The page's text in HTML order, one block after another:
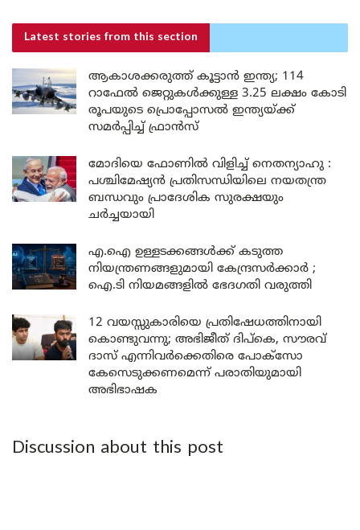
Latest stories from this section
ആകാശക്കരുത്ത് കൂട്ടാൻ ഇന്ത്യ; 114
റാഫേൽ ജെറ്റുകൾക്കുള്ള 3.25 ലക്ഷം കോടി
രൂപയുടെ പ്രൊപ്പോസൽ ഇന്ത്യയ്ക്ക്
സമർപ്പിച്ച് ഫ്രാൻസ്
മോദിയെ ഫോണിൽ വിളിച്ച് നെതന്യാഹു :
പശ്ചിമേഷ്യൻ പ്രതിസന്ധിയിലെ നയതന്ത്ര
ബന്ധവും പ്രാദേശിക സുരക്ഷയും
ചർച്ചയായി
എ.ഐ ഉള്ളടക്കങ്ങൾക്ക് കടുത്ത
നിയന്ത്രണങ്ങളുമായി കേന്ദ്രസർക്കാർ ;
ഐ.ടി നിയമങ്ങളിൽ ഭേദഗതി വരുത്തി
12 വയസ്സുകാരിയെ പ്രതിഷേധത്തിനായി
കൊണ്ടുവന്നു; അഭിജീത് ദിപ്കെ, സൗരവ്
ദാസ് എന്നിവർക്കെതിരെ പോക്സോ
കേസെടുക്കണമെന്ന് പരാതിയുമായി
അഭിഭാഷക
Discussion about this post